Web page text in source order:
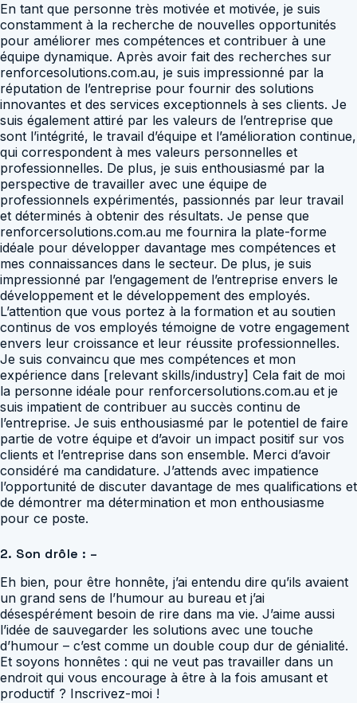
En tant que personne très motivée et motivée, je suis
constamment à la recherche de nouvelles opportunités
pour améliorer mes compétences et contribuer à une
équipe dynamique. Après avoir fait des recherches sur
renforcesolutions.com.au, je suis impressionné par la
réputation de l’entreprise pour fournir des solutions
innovantes et des services exceptionnels à ses clients. Je
suis également attiré par les valeurs de l’entreprise que
sont l’intégrité, le travail d’équipe et l’amélioration continue,
qui correspondent à mes valeurs personnelles et
professionnelles. De plus, je suis enthousiasmé par la
perspective de travailler avec une équipe de
professionnels expérimentés, passionnés par leur travail
et déterminés à obtenir des résultats. Je pense que
renforcersolutions.com.au me fournira la plate-forme
idéale pour développer davantage mes compétences et
mes connaissances dans le secteur. De plus, je suis
impressionné par l’engagement de l’entreprise envers le
développement et le développement des employés.
L’attention que vous portez à la formation et au soutien
continus de vos employés témoigne de votre engagement
envers leur croissance et leur réussite professionnelles.
Je suis convaincu que mes compétences et mon
expérience dans [relevant skills/industry] Cela fait de moi
la personne idéale pour renforcersolutions.com.au et je
suis impatient de contribuer au succès continu de
l’entreprise. Je suis enthousiasmé par le potentiel de faire
partie de votre équipe et d’avoir un impact positif sur vos
clients et l’entreprise dans son ensemble. Merci d’avoir
considéré ma candidature. J’attends avec impatience
l’opportunité de discuter davantage de mes qualifications et
de démontrer ma détermination et mon enthousiasme
pour ce poste.
2. Son drôle : –
Eh bien, pour être honnête, j’ai entendu dire qu’ils avaient
un grand sens de l’humour au bureau et j’ai
désespérément besoin de rire dans ma vie. J’aime aussi
l’idée de sauvegarder les solutions avec une touche
d’humour – c’est comme un double coup dur de génialité.
Et soyons honnêtes : qui ne veut pas travailler dans un
endroit qui vous encourage à être à la fois amusant et
productif ? Inscrivez-moi !